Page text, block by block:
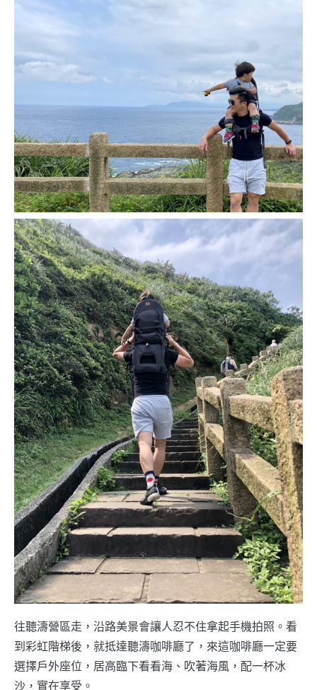
往聽濤營區走，沿路美景會讓人忍不住拿起手機拍照。看
到彩虹階梯後，就抵達聽濤咖啡廳了，來這咖啡廳一定要
選擇戶外座位，居高臨下看看海、吹著海風，配一杯冰
沙，實在享受。